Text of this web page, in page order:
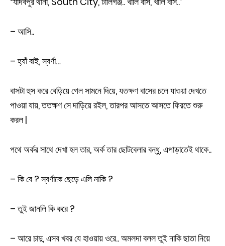
– আসি..
– হ্যাঁ বাই, স্বর্ণা…
বাসটা হুস করে বেড়িয়ে গেল সামনে দিয়ে, যতক্ষণ বাসের চলে যাওয়া দেখতে
পাওয়া যায়, ততক্ষণ সে দাড়িয়ে রইল, তারপর আসতে আসতে ফিরতে শুরু
করল |
পথে অর্কর সাথে দেখা হল তার, অর্ক তার ছোটবেলার বন্ধু, এপাড়াতেই থাকে..
– কি বে ? স্বর্ণাকে ছেড়ে এলি নাকি ?
– তুই জানলি কি করে ?
– আরে চাদু, এসব খবর যে হাওয়ায় ওরে.. অমলদা বলল তুই নাকি ছাতা নিয়ে